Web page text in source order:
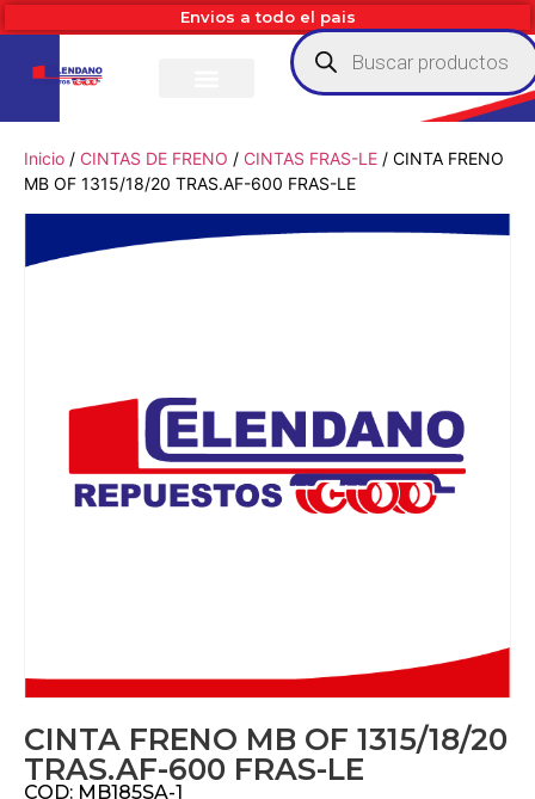
Envios a todo el pais
Inicio / CINTAS DE FRENO / CINTAS FRAS-LE / CINTA FRENO
MB OF 1315/18/20 TRAS.AF-600 FRAS-LE
CINTA FRENO MB OF 1315/18/20
TRAS.AF-600 FRAS-LE
COD: MB185SA-1